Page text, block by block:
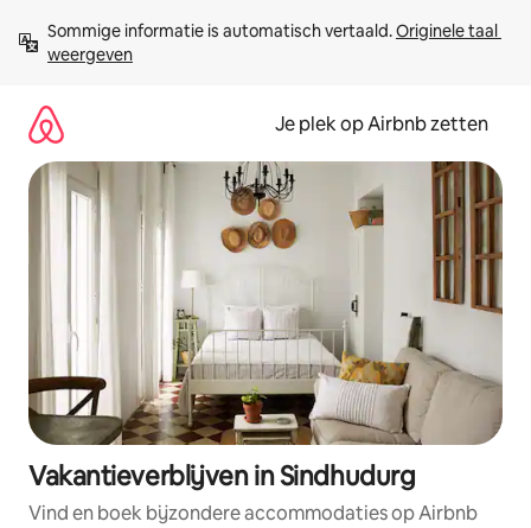
direct
naar
Sommige informatie is automatisch vertaald. Originele taal
weergeven
Je plek op Airbnb zetten
Vakantieverblijven in Sindhudurg
Vind en boek bijzondere accommodaties op Airbnb